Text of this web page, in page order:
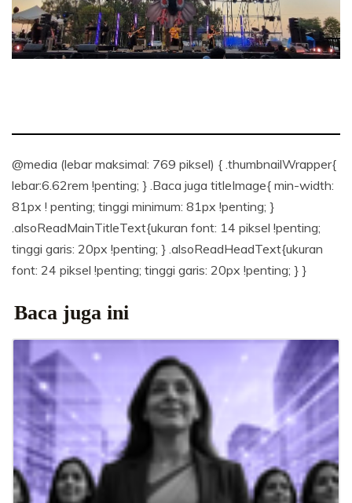
@media (lebar maksimal: 769 piksel) { .thumbnailWrapper{
lebar:6.62rem !penting; } .Baca juga titleImage{ min-width:
81px ! penting; tinggi minimum: 81px !penting; }
.alsoReadMainTitleText{ukuran font: 14 piksel !penting;
tinggi garis: 20px !penting; } .alsoReadHeadText{ukuran
font: 24 piksel !penting; tinggi garis: 20px !penting; } }
Baca juga ini